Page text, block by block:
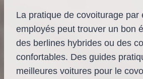
La pratique de covoiturage par
employés peut trouver un bon
des berlines hybrides ou des
confortables. Des guides
meilleures voitures pour le